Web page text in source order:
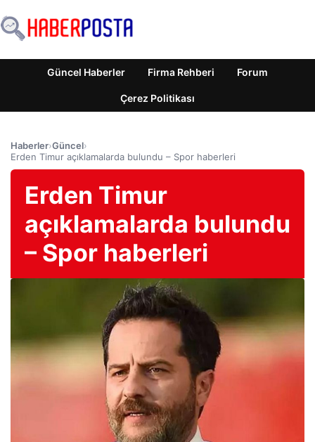
Güncel Haberler Firma Rehberi Forum
Çerez Politikası
Haberler›Güncel›
Erden Timur açıklamalarda bulundu – Spor haberleri
Erden Timur
açıklamalarda bulundu
– Spor haberleri